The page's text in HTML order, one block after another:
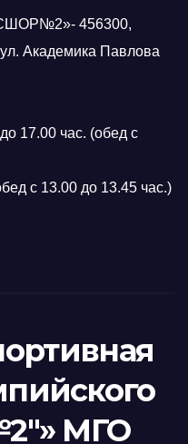
456300,
Академика Павлова
17.00 час. (обед с
с 13.00 до 13.45 час.)
МГО